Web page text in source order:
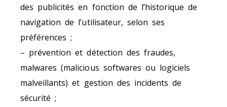
des publicités en fonction de l’historique de
navigation de l’utilisateur, selon ses
préférences ;
– prévention et détection des fraudes,
malwares (malicious softwares ou logiciels
malveillants) et gestion des incidents de
sécurité ;